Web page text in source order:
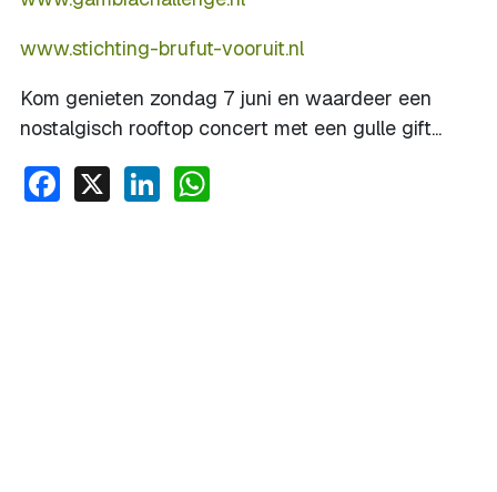
www.stichting-brufut-vooruit.nl
Kom genieten zondag 7 juni en waardeer een
nostalgisch rooftop concert met een gulle gift...
Facebook
X LinkedIn